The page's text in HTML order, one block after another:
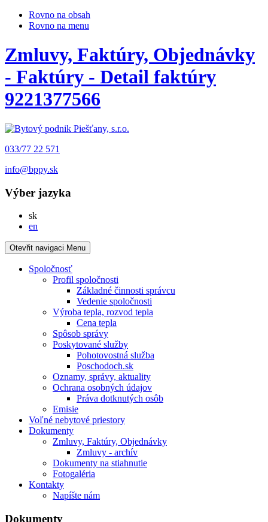
Rovno na obsah
Rovno na menu
Zmluvy, Faktúry, Objednávky
- Faktúry - Detail faktúry
9221377566
033/77 22 571
info@bppy.sk
Výber jazyka
skSlovensky
en
Otevřit navigaci Menu
Spoločnosť
Profil spoločnosti
Základné činnosti správcu
Vedenie spoločnosti
Výroba tepla, rozvod tepla
Cena tepla
Spôsob správy
Poskytované služby
Pohotovostná služba
Poschodoch.sk
Oznamy, správy, aktuality
Ochrana osobných údajov
Práva dotknutých osôb
Emisie
Voľné nebytové priestory
Dokumenty
Zmluvy, Faktúry, Objednávky
Zmluvy - archív
Dokumenty na stiahnutie
Fotogaléria
Kontakty
Napíšte nám
Dokumenty